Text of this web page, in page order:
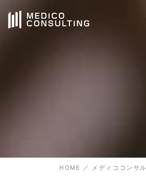
HOME ／ メディココンサ